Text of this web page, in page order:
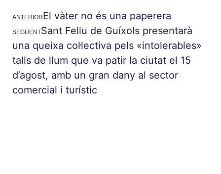
ANTERIOREl vàter no és una paperera
SEGÜENTSant Feliu de Guíxols presentarà
una queixa col·lectiva pels «intolerables»
talls de llum que va patir la ciutat el 15
d’agost, amb un gran dany al sector
comercial i turístic